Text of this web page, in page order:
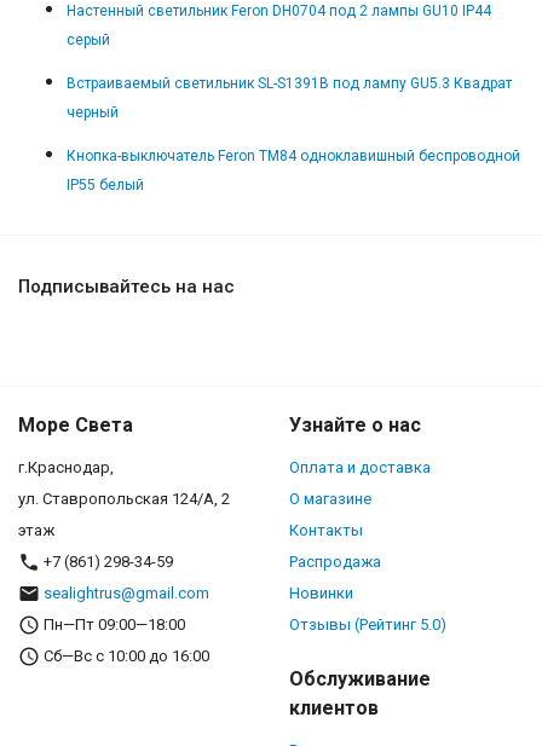
Настенный светильник Feron DH0704 под 2 лампы GU10 IP44
серый
Встраиваемый светильник SL-S1391B под лампу GU5.3 Квадрат
черный
Кнопка-выключатель Feron TM84 одноклавишный беспроводной
IP55 белый
Подписывайтесь на нас
Море Света
г.Краснодар,
ул. Ставропольская 124/А, 2
этаж
+7 (861) 298-34-59
sealightrus@gmail.com
Пн—Пт 09:00—18:00
Сб—Вс с 10:00 до 16:00
Узнайте о нас
Оплата и доставка
О магазине
Контакты
Распродажа
Новинки
Отзывы (Рейтинг 5.0)
Обслуживание
клиентов